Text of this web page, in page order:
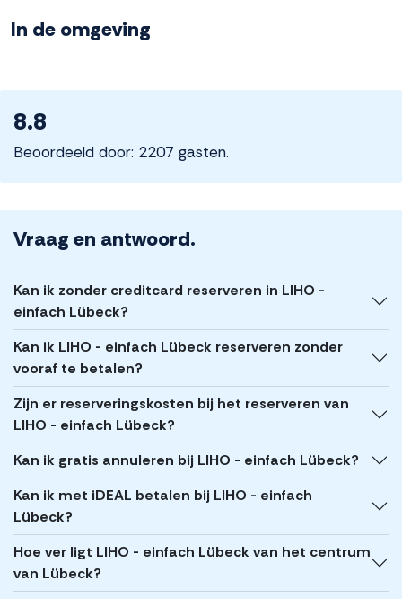
In de omgeving
8.8
Beoordeeld door: 2207 gasten.
Vraag en antwoord.
Kan ik zonder creditcard reserveren in LIHO -
einfach Lübeck?
Kan ik LIHO - einfach Lübeck reserveren zonder
vooraf te betalen?
Zijn er reserveringskosten bij het reserveren van
LIHO - einfach Lübeck?
Kan ik gratis annuleren bij LIHO - einfach Lübeck?
Kan ik met iDEAL betalen bij LIHO - einfach
Lübeck?
Hoe ver ligt LIHO - einfach Lübeck van het centrum
van Lübeck?